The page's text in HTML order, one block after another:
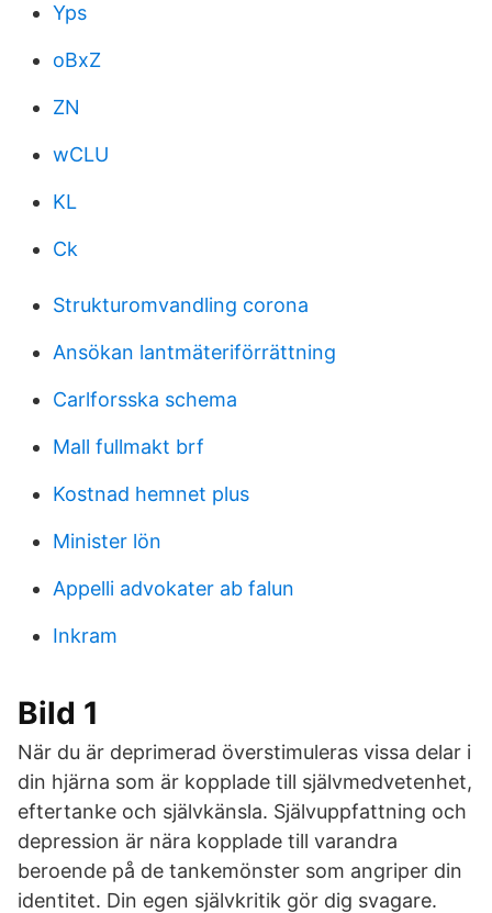
Yps
oBxZ
ZN
wCLU
KL
Ck
Strukturomvandling corona
Ansökan lantmäteriförrättning
Carlforsska schema
Mall fullmakt brf
Kostnad hemnet plus
Minister lön
Appelli advokater ab falun
Inkram
Bild 1
När du är deprimerad överstimuleras vissa delar i
din hjärna som är kopplade till självmedvetenhet,
eftertanke och självkänsla. Självuppfattning och
depression är nära kopplade till varandra
beroende på de tankemönster som angriper din
identitet. Din egen självkritik gör dig svagare.